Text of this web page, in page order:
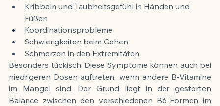
Kribbeln und Taubheitsgefühl in Händen und
Füßen
Koordinationsprobleme
Schwierigkeiten beim Gehen
Schmerzen in den Extremitäten
Besonders tückisch: Diese Symptome können auch bei
niedrigeren Dosen auftreten, wenn andere B-Vitamine
im Mangel sind. Der Grund liegt in der gestörten
Balance zwischen den verschiedenen B6-Formen im